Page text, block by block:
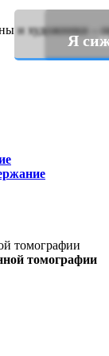
томографии
Я